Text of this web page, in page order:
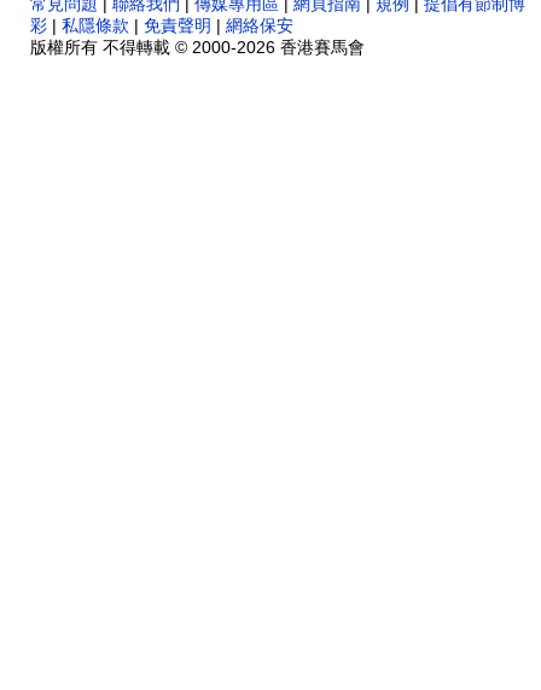
彩 | 私隱條款 | 免責聲明 | 網絡保安
版權所有 不得轉載 © 2000-2026 香港賽馬會